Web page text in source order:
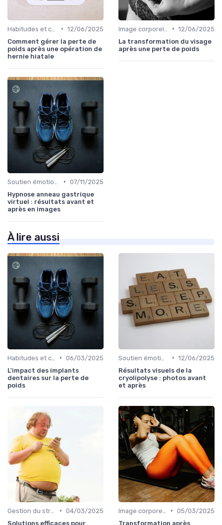
• 12/06/2025
Comment gérer la perte de
poids après une opération de
hernie hiatale
• 12/06/2025
La transformation du visage
après une perte de poids
• 07/11/2025
Hypnose anneau gastrique
virtuel : résultats avant et
après en images
À lire aussi
• 06/03/2025
L'impact des implants
dentaires sur la perte de
poids
• 12/06/2025
Résultats visuels de la
cryolipolyse : photos avant
et après
• 04/03/2025
Solutions efficaces pour
• 05/03/2025
Transformation après